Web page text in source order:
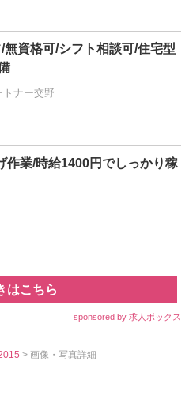
無資格可/シフト相談可/住宅型
ナー交野
作業/時給1400円でしっかり稼
はこちら
sponsored by 求人ボックス
> 画像・写真詳細